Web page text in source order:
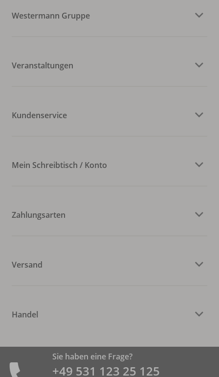
Westermann Gruppe
Veranstaltungen
Kundenservice
Mein Schreibtisch / Konto
Zahlungsarten
Versand
Handel
Sie haben eine Frage?
+49 531 ­123 25 125